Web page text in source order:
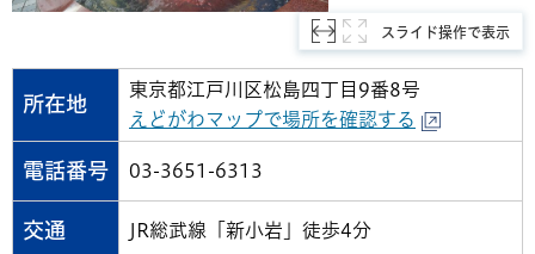
スライド操作で表示
所在地
東京都江戸川区松島四丁目9番8号
えどがわマップで場所を確認する
電話番号 03-3651-6313
交通 JR総武線「新小岩」徒歩4分